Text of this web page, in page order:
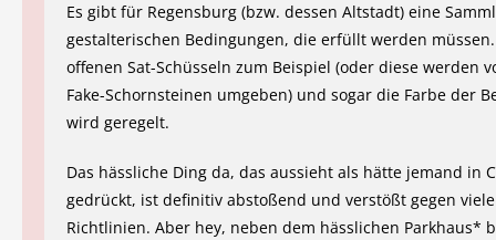
Es gibt für Regensburg (bzw. dessen Altstadt) eine
gestalterischen Bedingungen, die erfüllt werden
offenen Sat-Schüsseln zum Beispiel (oder diese werden
Fake-Schornsteinen umgeben) und sogar die Farbe der
wird geregelt.
Das hässliche Ding da, das aussieht als hätte jemand in
gedrückt, ist definitiv abstoßend und verstößt gegen
Richtlinien. Aber hey, neben dem hässlichen Parkhaus*